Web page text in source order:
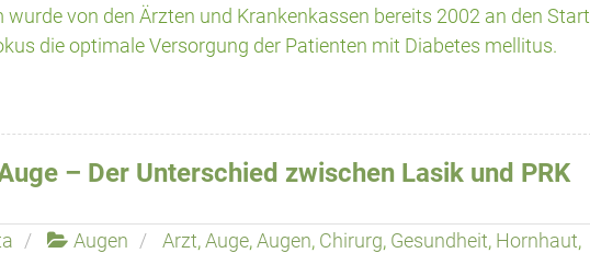
von den Ärzten und Krankenkassen bereits 2002 an den Start
die optimale Versorgung der Patienten mit Diabetes mellitus.
– Der Unterschied zwischen Lasik und PRK
Augen Arzt,Auge,Augen, Chirurg, Gesundheit, Hornhaut,